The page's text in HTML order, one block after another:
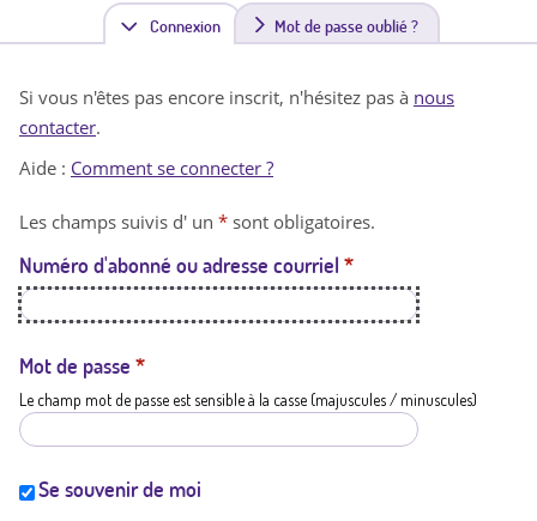
Connexion(
n
t
a
t
i
Mot de passe oublié ?
Si vous n'êtes pas encore inscrit, n'hésitez pas à nous
contacter.
Aide : Comment se connecter ?
Les champs suivis d' un * sont obligatoires.
Numéro d'abonné ou adresse courriel *
Mot de passe *
Le champ mot de passe est sensible à la casse (majuscules / minuscules)
Se souvenir de moi